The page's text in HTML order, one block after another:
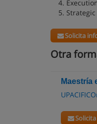
4.
5. Strategic
Solicita
Otra
Maestría